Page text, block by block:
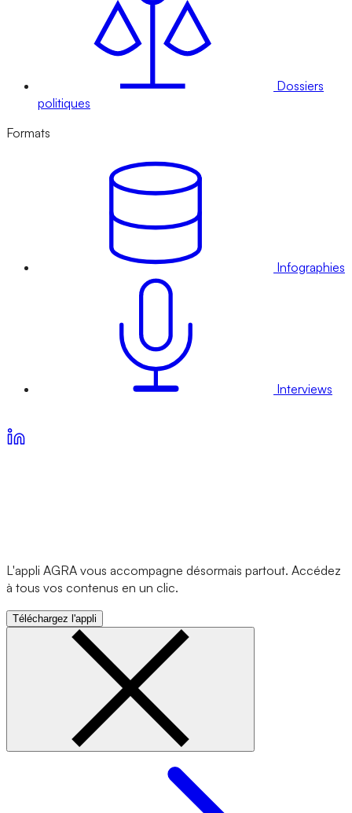
Dossiers
politiques
Formats
Infographies
Interviews
L'appli AGRA vous accompagne désormais partout. Accédez
à tous vos contenus en un clic.
Téléchargez l'appli